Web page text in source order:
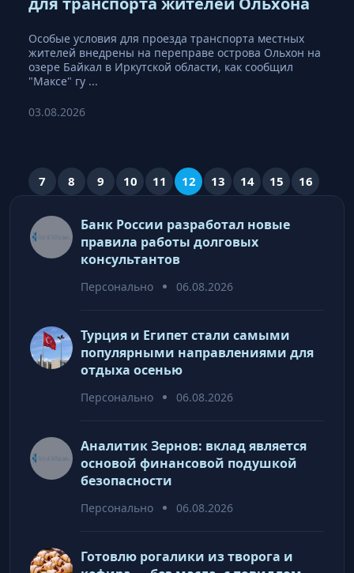
Особые условия для проезда транспорта местных
жителей внедрены на переправе острова Ольхон на
озере Байкал в Иркутской области, как сообщил
"Максе" гу ...
03.08.2026
7 8 9 10 11 12 13 14 15 16
Банк России разработал новые
правила работы долговых
консультантов
Персонально 06.08.2026
Турция и Египет стали самыми
популярными направлениями для
отдыха осенью
Персонально 06.08.2026
Аналитик Зернов: вклад является
основой финансовой подушкой
безопасности
Персонально 06.08.2026
Готовлю рогалики из творога и